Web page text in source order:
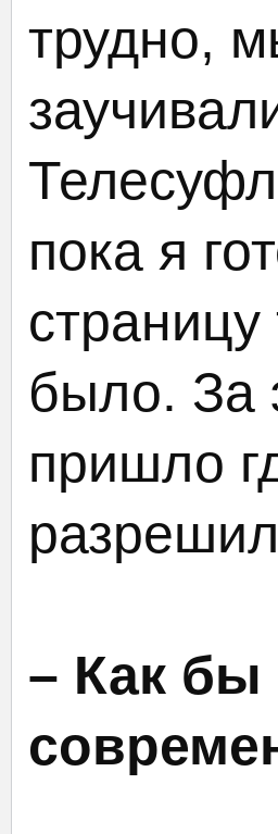
трудно,
пока я
было. За
пришло
– Как